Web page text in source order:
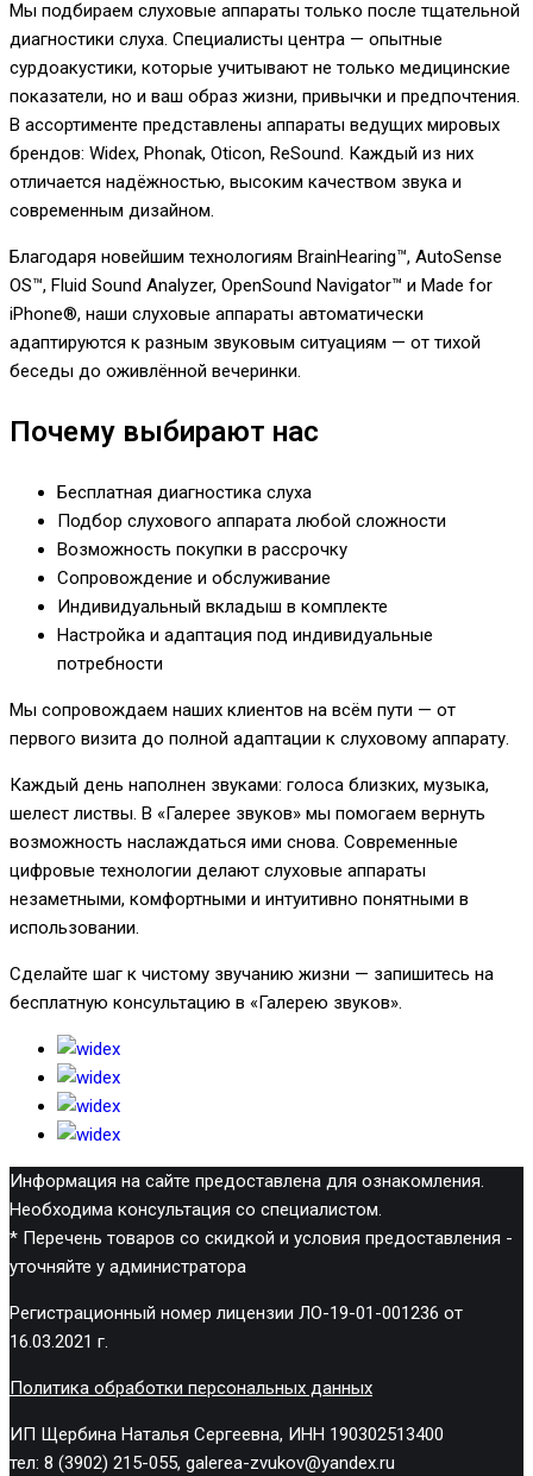
Мы подбираем слуховые аппараты только после тщательной
диагностики слуха. Специалисты центра — опытные
сурдоакустики, которые учитывают не только медицинские
показатели, но и ваш образ жизни, привычки и предпочтения.
В ассортименте представлены аппараты ведущих мировых
брендов: Widex, Phonak, Oticon, ReSound. Каждый из них
отличается надёжностью, высоким качеством звука и
современным дизайном.
Благодаря новейшим технологиям BrainHearing™, AutoSense
OS™, Fluid Sound Analyzer, OpenSound Navigator™ и Made for
iPhone®, наши слуховые аппараты автоматически
адаптируются к разным звуковым ситуациям — от тихой
беседы до оживлённой вечеринки.
Почему выбирают нас
Бесплатная диагностика слуха
Подбор слухового аппарата любой сложности
Возможность покупки в рассрочку
Сопровождение и обслуживание
Индивидуальный вкладыш в комплекте
Настройка и адаптация под индивидуальные
потребности
Мы сопровождаем наших клиентов на всём пути — от
первого визита до полной адаптации к слуховому аппарату.
Каждый день наполнен звуками: голоса близких, музыка,
шелест листвы. В «Галерее звуков» мы помогаем вернуть
возможность наслаждаться ими снова. Современные
цифровые технологии делают слуховые аппараты
незаметными, комфортными и интуитивно понятными в
использовании.
Сделайте шаг к чистому звучанию жизни — запишитесь на
бесплатную консультацию в «Галерею звуков».
Информация на сайте предоставлена для ознакомления.
Необходима консультация со специалистом.
* Перечень товаров со скидкой и условия предоставления -
уточняйте у администратора
Регистрационный номер лицензии ЛО-19-01-001236 от
16.03.2021 г.
Политика обработки персональных данных
ИП Щербина Наталья Сергеевна, ИНН 190302513400
тел: 8 (3902) 215-055, galerea-zvukov@yandex.ru